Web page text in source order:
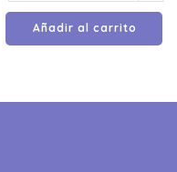
Añadir al carrito